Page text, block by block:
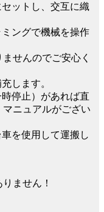
ットし、交互に織
ングで機械を操作
せんのでご安心く
します。
停止）があれば直
ニュアルがござい
を使用して運搬し
ません！